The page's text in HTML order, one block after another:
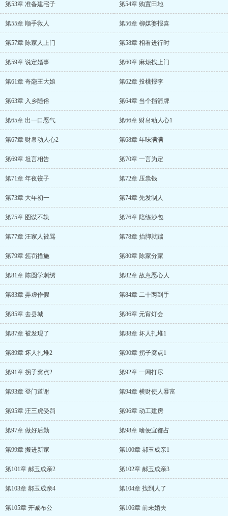
第53章 准备建宅子 第54章 购置田地
第55章 顺手救人 第56章 柳媒婆报喜
第57章 陈家人上门 第58章 相看进行时
第59章 说定婚事 第60章 麻烦找上门
第61章 奇葩王大娘 第62章 投桃报李
第63章 入乡随俗 第64章 当个挡箭牌
第65章 出一口恶气 第66章 财帛动人心1
第67章 财帛动人心2 第68章 年味满满
第69章 坦言相告 第70章 一言为定
第71章 年夜饺子 第72章 压祟钱
第73章 大年初一 第74章 先发制人
第75章 图谋不轨 第76章 陪练沙包
第77章 汪家人被骂 第78章 抬脚就踹
第79章 惩罚措施 第80章 陈家分家
第81章 陈圆学刺绣 第82章 故意恶心人
第83章 弄虚作假 第84章 二十两到手
第85章 去县城 第86章 元宵灯会
第87章 被发现了 第88章 坏人扎堆1
第89章 坏人扎堆2 第90章 拐子窝点1
第91章 拐子窝点2 第92章 一网打尽
第93章 登门道谢 第94章 横财使人暴富
第95章 汪三虎受罚 第96章 动工建房
第97章 做好后勤 第98章 啥便宜都占
第99章 搬进新家 第100章 郝玉成亲1
第101章 郝玉成亲2 第102章 郝玉成亲3
第103章 郝玉成亲4 第104章 找到人了
第105章 开诚布公 第106章 前未婚夫